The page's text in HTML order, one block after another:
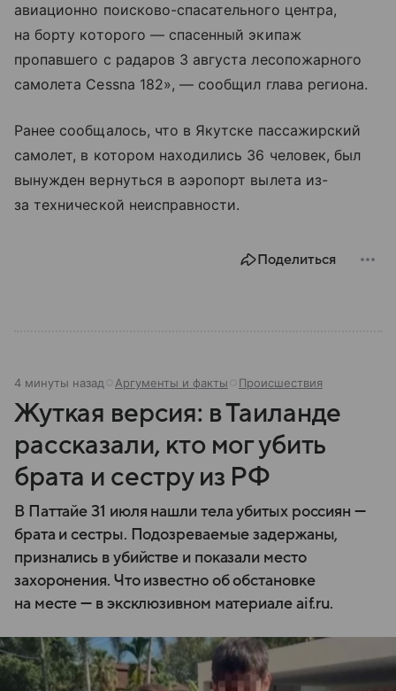
авиационно поисково-спасательного центра,
на борту которого — спасенный экипаж
пропавшего с радаров 3 августа лесопожарного
самолета Cessna 182», — сообщил глава региона.
Ранее сообщалось, что в Якутске пассажирский
самолет, в котором находились 36 человек, был
вынужден вернуться в аэропорт вылета из-
за технической неисправности.
Поделиться
4 минуты назад Аргументы и факты Происшествия
Жуткая версия: в Таиланде
рассказали, кто мог убить
брата и сестру из РФ
В Паттайе 31 июля нашли тела убитых россиян —
брата и сестры. Подозреваемые задержаны,
признались в убийстве и показали место
захоронения. Что известно об обстановке
на месте — в эксклюзивном материале aif.ru.